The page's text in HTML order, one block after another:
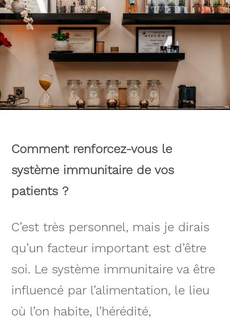
Comment renforcez-vous le
système immunitaire de vos
patients ?
C’est très personnel, mais je dirais
qu’un facteur important est d’être
soi. Le système immunitaire va être
influencé par l’alimentation, le lieu
où l’on habite, l’hérédité,